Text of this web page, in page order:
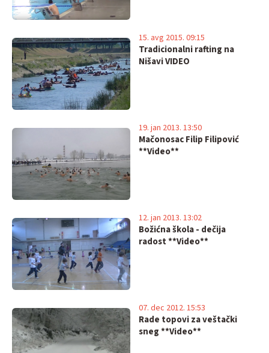
Tradicionalni rafting na
Nišavi VIDEO
15. avg 2015. 09:15
Mačonosac Filip Filipović
**Video**
19. jan 2013. 13:50
Božićna škola - dečija
radost **Video**
12. jan 2013. 13:02
Rade topovi za veštački
sneg **Video**
07. dec 2012. 15:53